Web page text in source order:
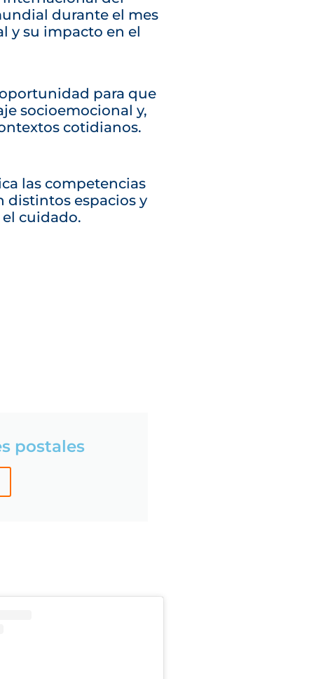
durante el mes
y su impacto en el
para que
socioemocional y,
cotidianos.
las competencias
distintos espacios y
cuidado.
postales